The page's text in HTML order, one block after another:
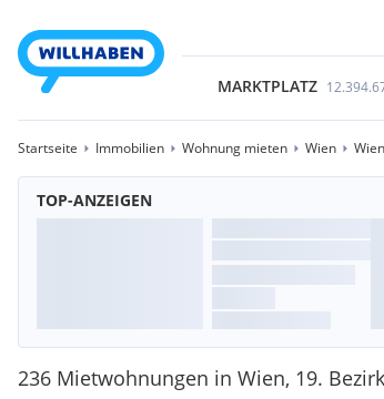
MARKTPLATZ
Startseite Immobilien Wohnung mieten Wien
TOP-ANZEIGEN
236 Mietwohnungen in Wien, 19.